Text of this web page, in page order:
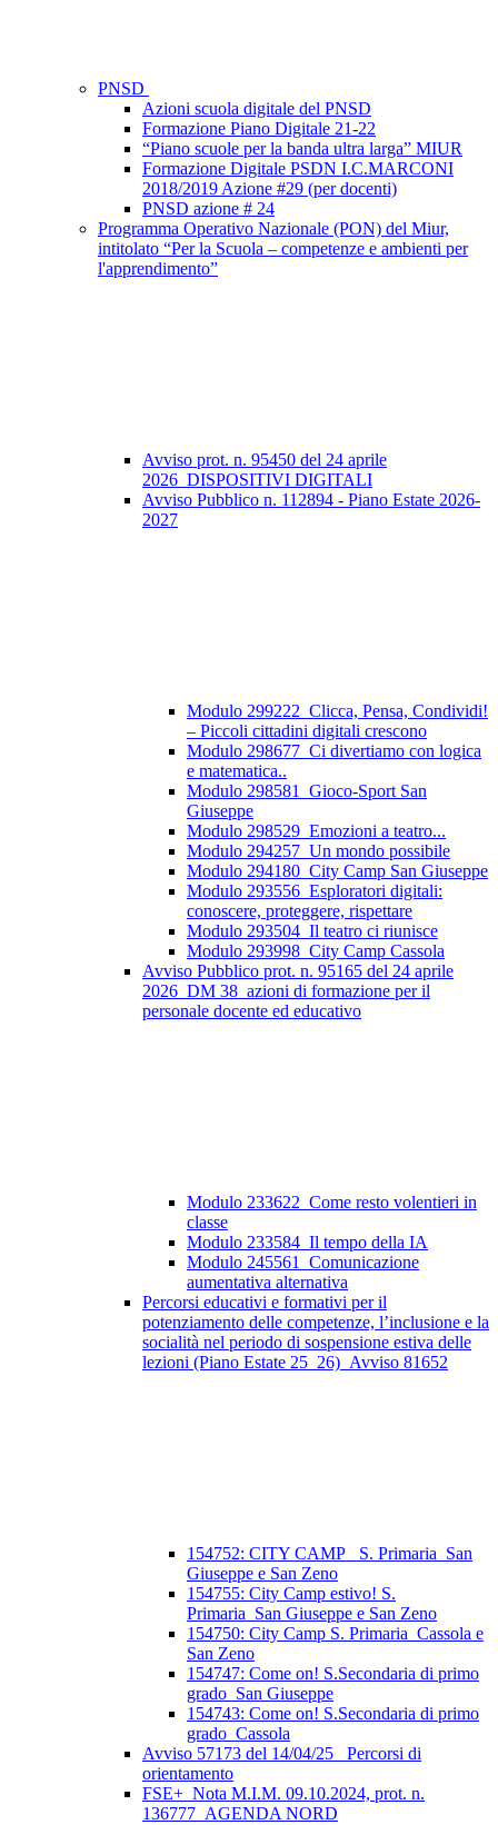
PNSD
Azioni scuola digitale del PNSD
Formazione Piano Digitale 21-22
“Piano scuole per la banda ultra larga” MIUR
Formazione Digitale PSDN I.C.MARCONI
2018/2019 Azione #29 (per docenti)
PNSD azione # 24
Programma Operativo Nazionale (PON) del Miur,
intitolato “Per la Scuola – competenze e ambienti per
l'apprendimento”
Avviso prot. n. 95450 del 24 aprile
2026_DISPOSITIVI DIGITALI
Avviso Pubblico n. 112894 - Piano Estate 2026-
2027
Modulo 299222_Clicca, Pensa, Condividi!
– Piccoli cittadini digitali crescono
Modulo 298677_Ci divertiamo con logica
e matematica..
Modulo 298581_Gioco-Sport San
Giuseppe
Modulo 298529_Emozioni a teatro...
Modulo 294257_Un mondo possibile
Modulo 294180_City Camp San Giuseppe
Modulo 293556_Esploratori digitali:
conoscere, proteggere, rispettare
Modulo 293504_Il teatro ci riunisce
Modulo 293998_City Camp Cassola
Avviso Pubblico prot. n. 95165 del 24 aprile
2026_DM 38_azioni di formazione per il
personale docente ed educativo
Modulo 233622_Come resto volentieri in
classe
Modulo 233584_Il tempo della IA
Modulo 245561_Comunicazione
aumentativa alternativa
Percorsi educativi e formativi per il
potenziamento delle competenze, l’inclusione e la
socialità nel periodo di sospensione estiva delle
lezioni (Piano Estate 25_26)_Avviso 81652
154752: CITY CAMP_ S. Primaria_San
Giuseppe e San Zeno
154755: City Camp estivo! S.
Primaria_San Giuseppe e San Zeno
154750: City Camp S. Primaria_Cassola e
San Zeno
154747: Come on! S.Secondaria di primo
grado_San Giuseppe
154743: Come on! S.Secondaria di primo
grado_Cassola
Avviso 57173 del 14/04/25_ Percorsi di
orientamento
FSE+_Nota M.I.M. 09.10.2024, prot. n.
136777_AGENDA NORD